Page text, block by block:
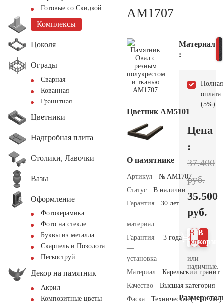
Готовые со Скидкой
Комплексы
Цоколя
Ограды
Сварная
Кованная
Гранитная
Цветники
Надгробная плита
Столики, Лавочки
Вазы
Оформление
Фотокерамика
Фото на стекле
Буквы из металла
Скарпель и Позолота
Пескоструй
Декор на памятник
Акрил
Композитные цветы
AM1707
Цветник АМ5101
О памятнике
Артикул
№ AM1707
Статус
В наличии
Гарантия
—
материал
30 лет
Гарантия
—
установка
3 года
Материал
Карельский гранит
Качество
Высшая категория
Фаска
Техническая (1-10 мм.)
Материал
:
Полная
оплата
(5%)
Цена
:
37.400
руб.
35.500
руб.
В
В 1
клик
или
наличные.
Размер